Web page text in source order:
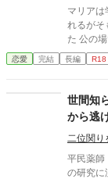
す。
マリアは
れるがそ
た 公の
ままじゃ
騎士団員への
恋愛 完結 長編 R18
世間知
から逃
二位関り
平民薬師
の研究に